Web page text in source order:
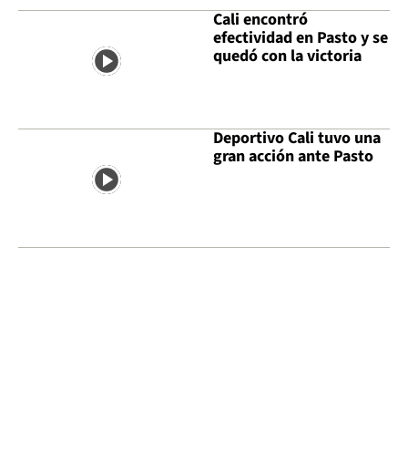
Cali encontró
efectividad en Pasto y se
quedó con la victoria
Deportivo Cali tuvo una
gran acción ante Pasto